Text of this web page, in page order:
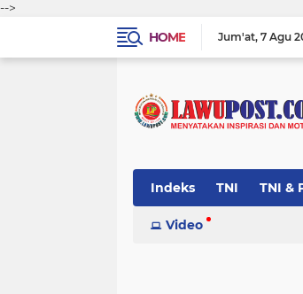
-->
HOME
Jum'at 7 Agu
Indeks TNI TNI &
Video